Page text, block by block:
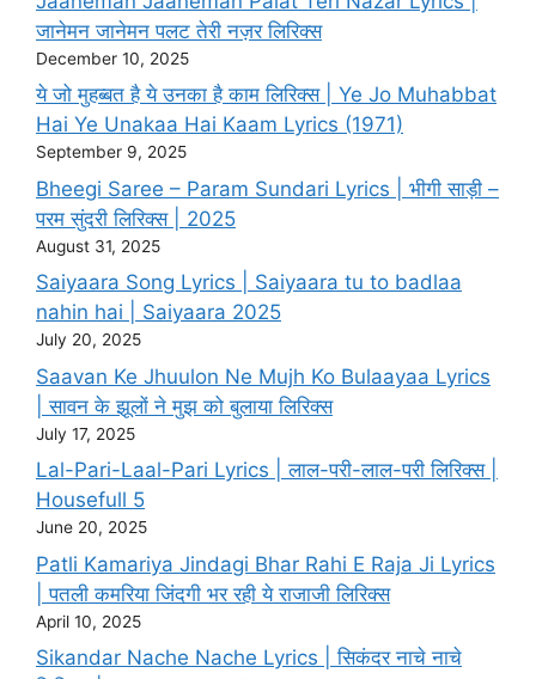
जानेमन जानेमन पलट तेरी नज़र लिरिक्स
December 10, 2025
ये जो मुहब्बत है ये उनका है काम लिरिक्स | Ye Jo Muhabbat
Hai Ye Unakaa Hai Kaam Lyrics (1971)
September 9, 2025
Bheegi Saree – Param Sundari Lyrics | भीगी साड़ी –
परम सुंदरी लिरिक्स | 2025
August 31, 2025
Saiyaara Song Lyrics | Saiyaara tu to badlaa
nahin hai | Saiyaara 2025
July 20, 2025
Saavan Ke Jhuulon Ne Mujh Ko Bulaayaa Lyrics
| सावन के झूलों ने मुझ को बुलाया लिरिक्स
July 17, 2025
Lal-Pari-Laal-Pari Lyrics | लाल-परी-लाल-परी लिरिक्स |
Housefull 5
June 20, 2025
Patli Kamariya Jindagi Bhar Rahi E Raja Ji Lyrics
| पतली कमरिया जिंदगी भर रही ये राजाजी लिरिक्स
April 10, 2025
Sikandar Nache Nache Lyrics | सिकंदर नाचे नाचे